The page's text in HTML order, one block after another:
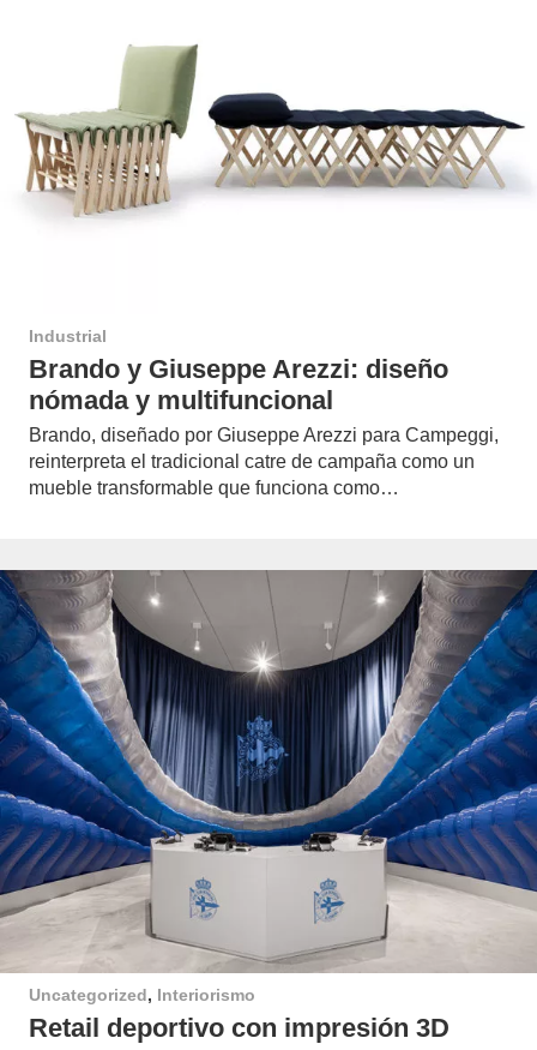
Industrial
Brando y Giuseppe Arezzi: diseño
nómada y multifuncional
Brando, diseñado por Giuseppe Arezzi para Campeggi,
reinterpreta el tradicional catre de campaña como un
mueble transformable que funciona como…
Uncategorized, Interiorismo
Retail deportivo con impresión 3D